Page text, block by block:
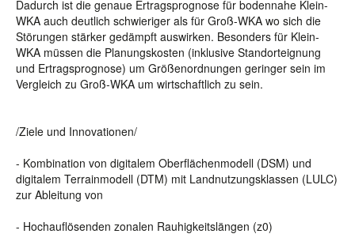
Dadurch ist die genaue Ertragsprognose für bodennahe Klein-
WKA auch deutlich schwieriger als für Groß-WKA wo sich die
Störungen stärker gedämpft auswirken. Besonders für Klein-
WKA müssen die Planungskosten (inklusive Standorteignung
und Ertragsprognose) um Größenordnungen geringer sein im
Vergleich zu Groß-WKA um wirtschaftlich zu sein.
/Ziele und Innovationen/
- Kombination von digitalem Oberflächenmodell (DSM) und
digitalem Terrainmodell (DTM) mit Landnutzungsklassen (LULC)
zur Ableitung von
- Hochauflösenden zonalen Rauhigkeitslängen (z0)